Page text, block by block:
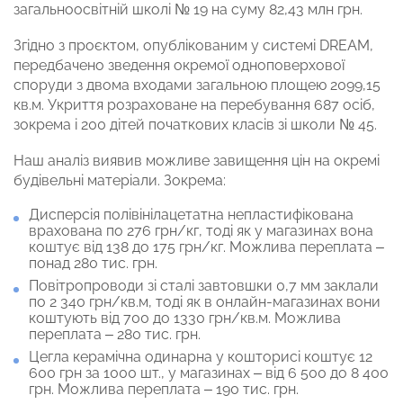
загальноосвітній школі № 19 на суму 82,43 млн грн.
Згідно з проєктом, опублікованим у системі DREAM,
передбачено зведення окремої одноповерхової
споруди з двома входами загальною площею 2099,15
кв.м. Укриття розраховане на перебування 687 осіб,
зокрема і 200 дітей початкових класів зі школи № 45.
Наш аналіз виявив можливе завищення цін на окремі
будівельні матеріали. Зокрема:
Дисперсія полівінілацетатна непластифікована
врахована по 276 грн/кг, тоді як у магазинах вона
коштує від 138 до 175 грн/кг. Можлива переплата –
понад 280 тис. грн.
Повітропроводи зі сталі завтовшки 0,7 мм заклали
по 2 340 грн/кв.м, тоді як в онлайн-магазинах вони
коштують від 700 до 1330 грн/кв.м. Можлива
переплата – 280 тис. грн.
Цегла керамічна одинарна у кошторисі коштує 12
600 грн за 1000 шт., у магазинах – від 6 500 до 8 400
грн. Можлива переплата – 190 тис. грн.